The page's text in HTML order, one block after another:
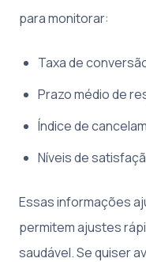
para monitorar:
Taxa de
Prazo médio de
Índice de
Níveis de
Essas informações
permitem ajustes
saudável. Se quiser